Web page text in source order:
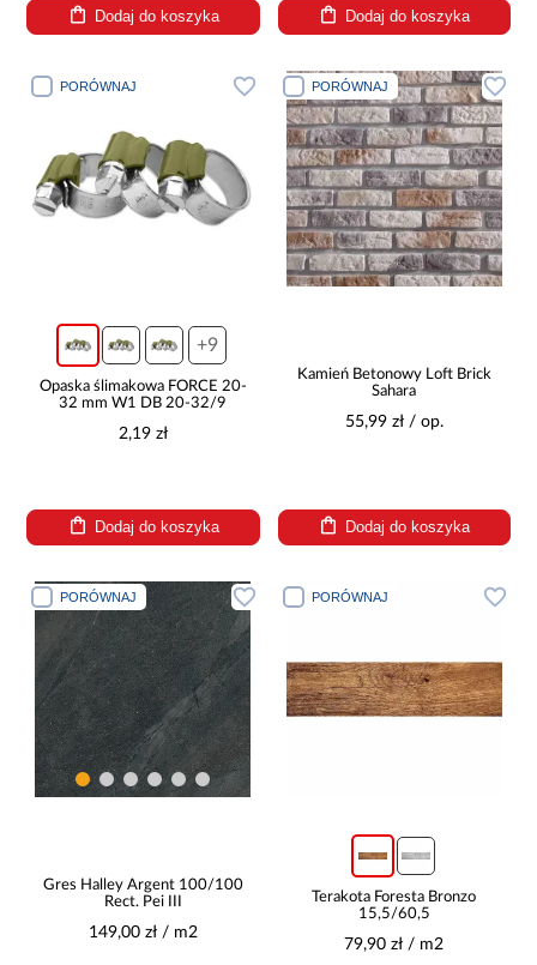
Dodaj do koszyka Dodaj do koszyka
PORÓWNAJ
+9
Opaska ślimakowa FORCE 20-
32 mm W1 DB 20-32/9
2,19 zł
Dodaj do koszyka
PORÓWNAJ
Kamień Betonowy Loft Brick
Sahara
55,99 zł / op.
Dodaj do koszyka
PORÓWNAJ
Gres Halley Argent 100/100
Rect. Pei III
149,00 zł / m2
PORÓWNAJ
Terakota Foresta Bronzo
15,5/60,5
79,90 zł / m2